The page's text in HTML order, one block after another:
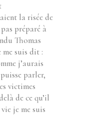
la risée de
préparé à
Thomas
suis dit :
j’aurais
parler,
victimes
de ce qu’il
je me suis